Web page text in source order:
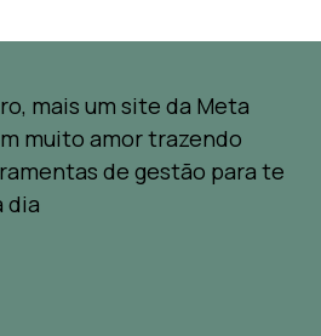
mais um site da Meta
muito amor trazendo
de gestão para te
dia